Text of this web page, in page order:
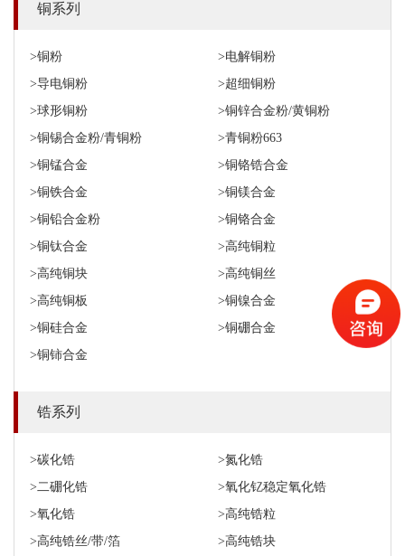
铜系列
>铜粉
>电解铜粉
>导电铜粉
>超细铜粉
>球形铜粉
>铜锌合金粉/黄铜粉
>铜锡合金粉/青铜粉
>青铜粉663
>铜锰合金
>铜铬锆合金
>铜铁合金
>铜镁合金
>铜铅合金粉
>铜铬合金
>铜钛合金
>高纯铜粒
>高纯铜块
>高纯铜丝
>高纯铜板
>铜镍合金
>铜硅合金
>铜硼合金
>铜铈合金
锆系列
>碳化锆
>氮化锆
>二硼化锆
>氧化钇稳定氧化锆
>氧化锆
>高纯锆粒
>高纯锆丝/带/箔
>高纯锆块